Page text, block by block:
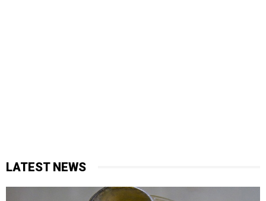
LATEST NEWS